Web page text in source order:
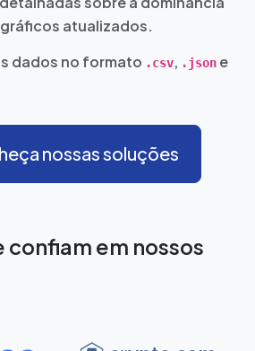
atualizados.
dados no formato .csv, .json e
nossas soluções
confiam em nossos